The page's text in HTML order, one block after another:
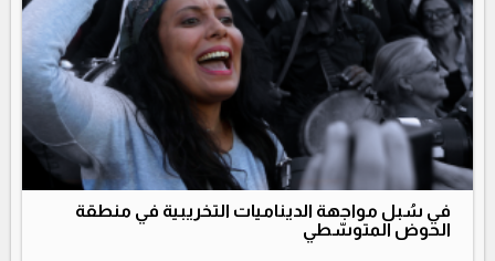
في سُبل مواجهة الديناميات التخريبية في منطقة
الحوض المتوسّطي